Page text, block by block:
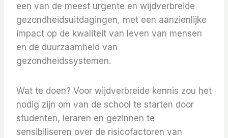
een van de meest urgente en wijdverbreide
gezondheidsuitdagingen, met een aanzienlijke
impact op de kwaliteit van leven van mensen
en de duurzaamheid van
gezondheidssystemen.
Wat te doen? Voor wijdverbreide kennis zou het
nodig zijn om van de school te starten door
studenten, leraren en gezinnen te
sensibiliseren over de risicofactoren van